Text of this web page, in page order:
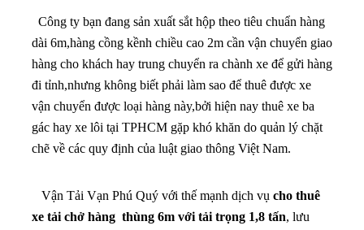
Công ty bạn đang sản xuất sắt hộp theo tiêu chuẩn hàng
dài 6m,hàng cồng kềnh chiều cao 2m cần vận chuyển giao
hàng cho khách hay trung chuyển ra chành xe để gửi hàng
đi tỉnh,nhưng không biết phải làm sao để thuê được xe
vận chuyển được loại hàng này,bởi hiện nay thuê xe ba
gác hay xe lôi tại TPHCM gặp khó khăn do quản lý chặt
chẽ về các quy định của luật giao thông Việt Nam.
Vận Tải Vạn Phú Quý với thế mạnh dịch vụ cho thuê
xe tải chở hàng thùng 6m với tải trọng 1,8 tấn, lưu